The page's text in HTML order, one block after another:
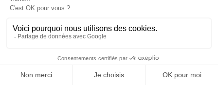
collaborateur doit pouvoir comprendre les bases du
utiliser, plus son adoption sera rapide et durable.
Ignorer les contraintes